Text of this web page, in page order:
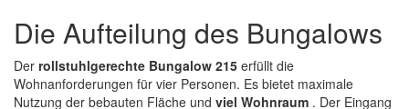
Die Aufteilung des Bungalows
Der rollstuhlgerechte Bungalow 215 erfüllt die
Wohnanforderungen für vier Personen. Es bietet maximale
Nutzung der bebauten Fläche und viel Wohnraum . Der Eingang